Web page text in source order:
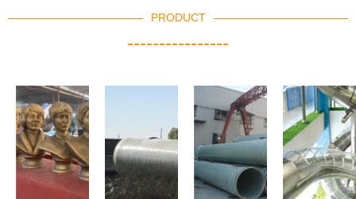
PRODUCT
----------------